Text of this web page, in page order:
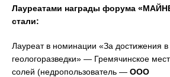
Лауреатами награды форума
стали:
Лауреат в номинации «За достижения в
геологоразведки» — Гремячинское
солей (недропользователь — ООО